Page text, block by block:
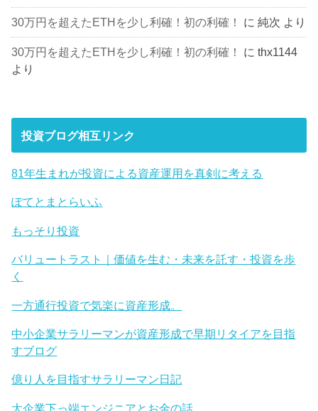
30万円を超えたETHを少し利確！初の利確！ に純次 より
30万円を超えたETHを少し利確！初の利確！ にthx1144
より
投資ブログ相互リンク
81年生まれが投資による資産運用を真剣に考える
ぽてとまとらいふ
もっそり投資
バリュートラスト｜価値を生む・未来を託す・投資を歩
く
一方通行投資で気楽に資産形成。
中小企業サラリーマンが資産形成で早期リタイアを目指
すブログ
億り人を目指すサラリーマン日記
大企業下っ端エンジニアとお金の話